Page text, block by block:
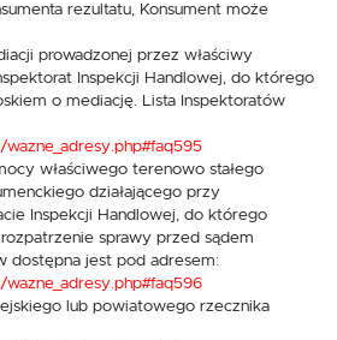
rezultatu, Konsument może
prowadzonej przez właściwy
Inspekcji Handlowej, do którego
o mediację. Lista Inspektoratów
właściwego terenowo stałego
działającego przy
Inspekcji Handlowej, do którego
sprawy przed sądem
dostępna jest pod adresem:
lub powiatowego rzecznika